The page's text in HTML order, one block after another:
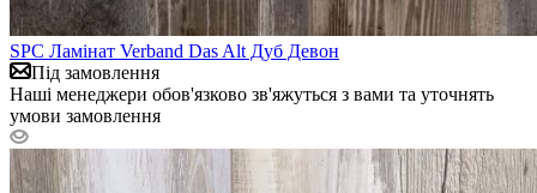
SPC Ламінат Verband Das Alt Дуб Девон
Під замовлення
Наші менеджери обов'язково зв'яжуться з вами та уточнять
умови замовлення